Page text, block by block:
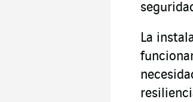
La